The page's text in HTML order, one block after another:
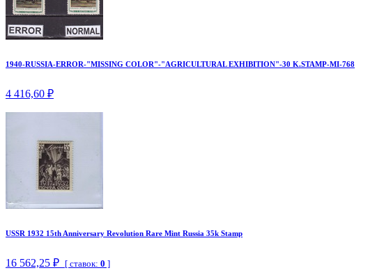
1940-RUSSIA-ERROR-"MISSING COLOR"-"AGRICULTURAL EXHIBITION"-30 K.STAMP-MI-768
4 416,60 ₽
USSR 1932 15th Anniversary Revolution Rare Mint Russia 35k Stamp
16 562,25 ₽ [ ставок: 0 ]